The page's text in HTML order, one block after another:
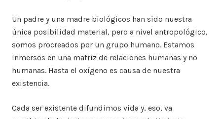
Un padre y una madre biológicos han sido nuestra
única posibilidad material, pero a nivel antropológico,
somos procreados por un grupo humano. Estamos
inmersos en una matriz de relaciones humanas y no
humanas. Hasta el oxígeno es causa de nuestra
existencia.
Cada ser existente difundimos vida y, eso, va